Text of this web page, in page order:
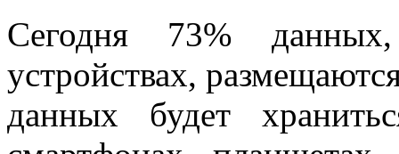
Сегодня 73%
устройствах,
данных будет